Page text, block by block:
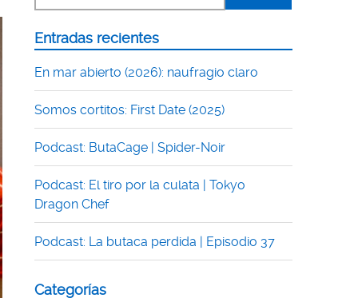
Entradas recientes
En mar abierto (2026): naufragio claro
Somos cortitos: First Date (2025)
Podcast: ButaCage | Spider-Noir
Podcast: El tiro por la culata | Tokyo
Dragon Chef
Podcast: La butaca perdida | Episodio 37
Categorías